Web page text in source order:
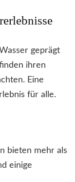
geprägt
ihren
Eine
für alle.
bieten mehr als
einige